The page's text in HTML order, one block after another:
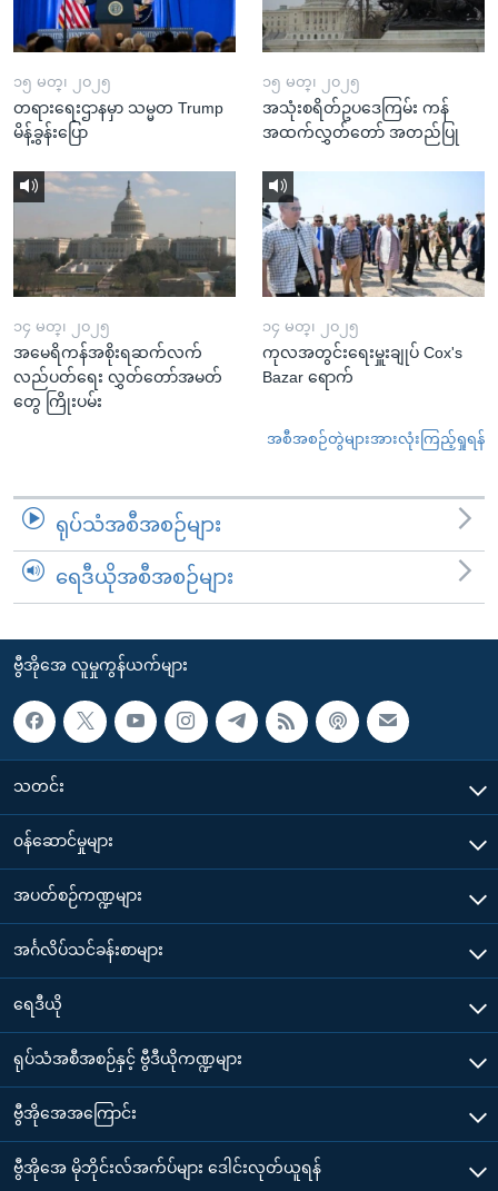
၁၅ မတ္၊ ၂၀၂၅
တရားရေးဌာနမှာ သမ္မတ Trump
မိန့်ခွန်းပြော
၁၅ မတ္၊ ၂၀၂၅
အသုံးစရိတ်ဥပဒေကြမ်း ကန်
အထက်လွှတ်တော် အတည်ပြု
၁၄ မတ္၊ ၂၀၂၅
အမေရိကန်အစိုးရဆက်လက်
လည်ပတ်ရေး လွှတ်တော်အမတ်
တွေ ကြိုးပမ်း
၁၄ မတ္၊ ၂၀၂၅
ကုလအတွင်းရေးမှူးချုပ် Cox's
Bazar ရောက်
အစီအစဉ်တွဲများအားလုံးကြည့်ရှုရန်
ရုပ်သံအစီအစဉ်များ
ရေဒီယိုအစီအစဉ်များ
ဗွီအိုအေ လူမှုကွန်ယက်များ
သတင်း
၀န်ဆောင်မှုများ
အပတ်စဉ်ကဏ္ဍများ
အင်္ဂလိပ်သင်ခန်းစာများ
ရေဒီယို
ရုပ်သံအစီအစဉ်နှင့် ဗွီဒီယိုကဏ္ဍများ
ဗွီအိုအေအကြောင်း
ဗွီအိုအေ မိုဘိုင်းလ်အက်ပ်များ ဒေါင်းလုတ်ယူရန်